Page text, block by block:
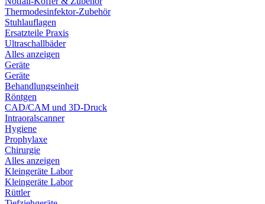
Thermodesinfektor-Zubehör
Stuhlauflagen
Ersatzteile Praxis
Ultraschallbäder
Alles anzeigen
Geräte
Geräte
Behandlungseinheit
Röntgen
CAD/CAM und 3D-Druck
Intraoralscanner
Hygiene
Prophylaxe
Chirurgie
Alles anzeigen
Kleingeräte Labor
Kleingeräte Labor
Rüttler